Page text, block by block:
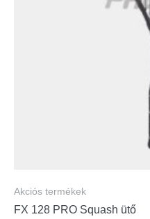
Akciós termékek
FX 128 PRO Squash ütő